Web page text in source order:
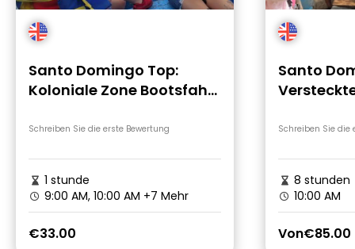
Santo Domingo Top:
Koloniale Zone Bootsfahrt
Schreiben Sie die erste Bewertung
1 stunde
9:00 AM, 10:00 AM +7 Mehr
€33.00
Santo
Schreiben Sie die
8 stunden
10:00 AM
Von€85.00